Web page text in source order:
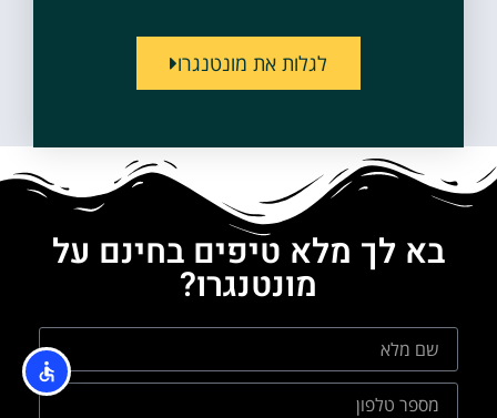
לגלות את מונטנגרו
בא לך מלא טיפים בחינם על
מונטנגרו?